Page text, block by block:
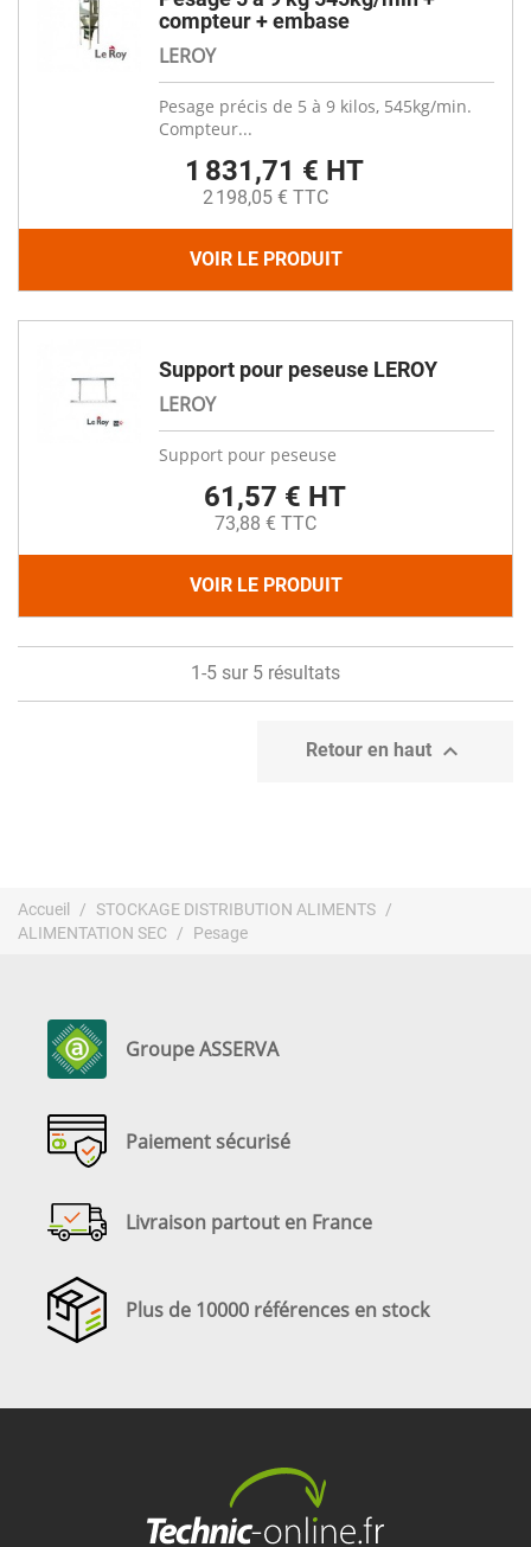
compteur + embase
LEROY
Pesage précis de 5 à 9 kilos, 545kg/min.
Compteur...
1 831,71 € HT
2 198,05 € TTC
VOIR LE PRODUIT
Support pour peseuse LEROY
LEROY
Support pour peseuse
61,57 € HT
73,88 € TTC
VOIR LE PRODUIT
1-5 sur 5 résultats
Retour en haut 
Accueil
STOCKAGE DISTRIBUTION ALIMENTS
ALIMENTATION SEC
Pesage
Groupe ASSERVA
Paiement sécurisé
Livraison partout en France
Plus de 10000 références en stock